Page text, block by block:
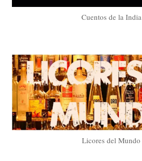
Cuentos de la India
Licores del Mundo